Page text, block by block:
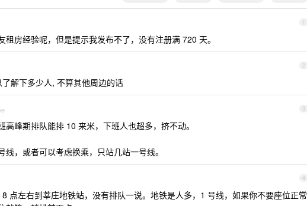
1
房经验呢，但是提示我发布不了，没有注册满 720 天。
2
解下多少人, 不算其他周边的话
3
峰期排队能排 10 来米，下班人也超多，挤不动。
，或者可以考虑换乘，只站几站一号线。
4
点左右到莘庄地铁站，没有排队一说。地铁是人多，1 号线，如果你不要座位正常